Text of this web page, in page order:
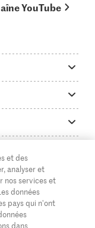
YouTube
et des
analyser et
nos services et
données
pays qui n'ont
dans